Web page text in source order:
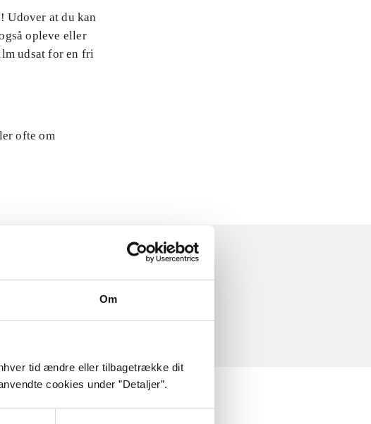
Om
tid ændre eller tilbagetrække dit
cookies under ”Detaljer”.
Udover at du kan
opleve eller
udsat for en fri
ofte om